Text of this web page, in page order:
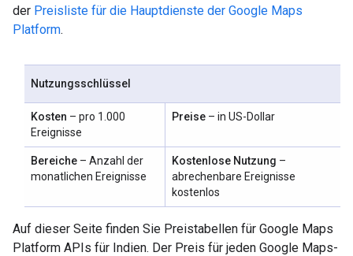
der Preisliste für die Hauptdienste der Google Maps
Platform.
Nutzungsschlüssel
Kosten – pro 1.000
Ereignisse
Preise – in US-Dollar
Bereiche – Anzahl der
monatlichen Ereignisse
Kostenlose Nutzung –
abrechenbare Ereignisse
kostenlos
Auf dieser Seite finden Sie Preistabellen für Google Maps
Platform APIs für Indien. Der Preis für jeden Google Maps-